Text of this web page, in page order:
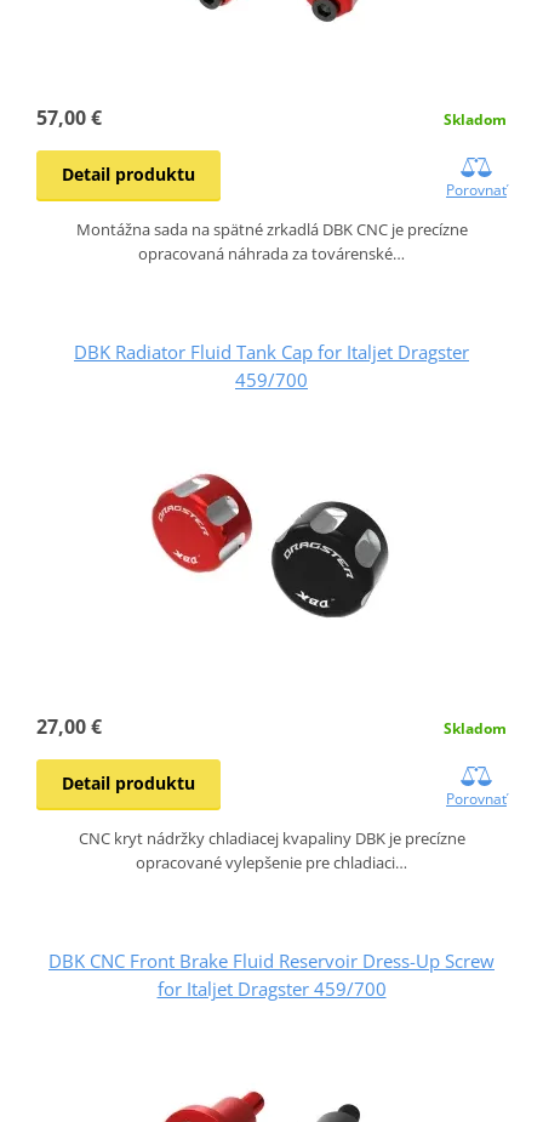
57,00 € Skladom
Detail produktu
Porovnať
Montážna sada na spätné zrkadlá DBK CNC je precízne
opracovaná náhrada za továrenské…
DBK Radiator Fluid Tank Cap for Italjet Dragster
459/700
27,00 € Skladom
Detail produktu
Porovnať
CNC kryt nádržky chladiacej kvapaliny DBK je precízne
opracované vylepšenie pre chladiaci…
DBK CNC Front Brake Fluid Reservoir Dress-Up Screw
for Italjet Dragster 459/700